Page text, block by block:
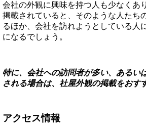
会社の外観に興味を持つ人も少なくあ
掲載されていると、そのような人たち
るほか、会社を訪れようとしている人
になるでしょう。
特に、会社への訪問者が多い、あるい
される場合は、社屋外観の掲載をおす
アクセス情報